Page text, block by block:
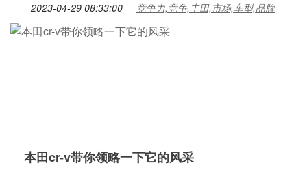
2023-04-29 08:33:00 竞争力,竞争,丰田,市场,车型,品牌
本田cr-v带你领略一下它的风采